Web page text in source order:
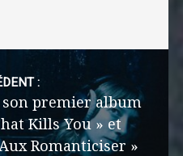
:
son premier album
Kills You » et
Romanticiser »